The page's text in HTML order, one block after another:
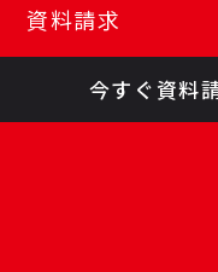
資料請求
今すぐ資料